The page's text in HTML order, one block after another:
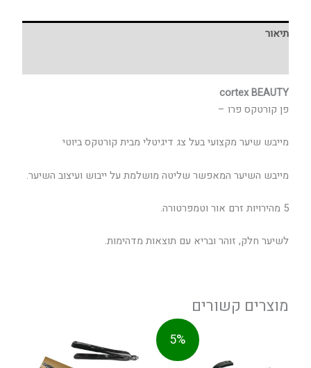
תיאור
cortex BEAUTY
פן קורטקס פרו –
מייבש שיער מקצועי בעל צג דיגיטלי מבית קורטקס ביוטי
מייבש השיער המאפשר שליטה מושלמת על ייבוש ועיצוב השיער.
5 מהירויות זרם אור וטמפרטורה.
לשיער חלק, זוהר ובריא עם תוצאות מדהימות.
מוצרים קשורים
5%
היה:הוא: